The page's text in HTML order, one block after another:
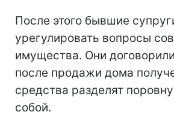
После этого бывшие
урегулировать вопросы
имущества. Они
после продажи дома
средства разделят
собой.